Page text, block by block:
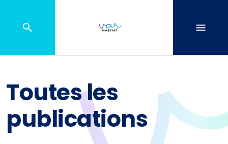
Toutes les
publications